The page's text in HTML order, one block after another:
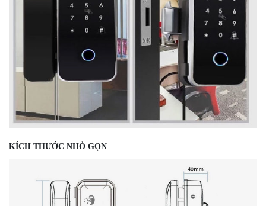
KÍCH THƯỚC NHỎ GỌN